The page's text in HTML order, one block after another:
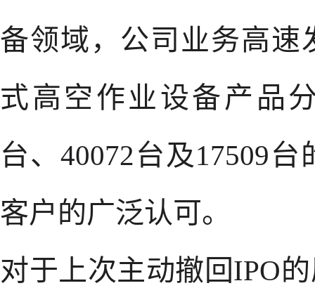
备领域，公司业务高速
式高空作业设备产品
台、40072台及17509
客户的广泛认可。
对于上次主动撤回IPO